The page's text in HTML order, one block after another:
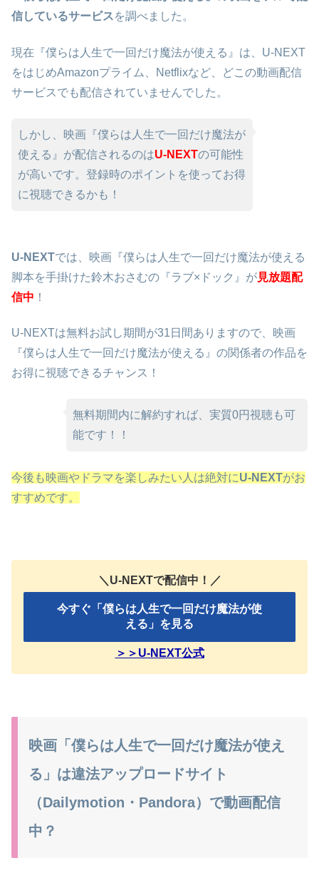
信しているサービスを調べました。
現在『僕らは人生で一回だけ魔法が使える』は、U-NEXT
をはじめAmazonプライム、Netflixなど、どこの動画配信
サービスでも配信されていませんでした。
しかし、映画『僕らは人生で一回だけ魔法が
使える』が配信されるのはU-NEXTの可能性
が高いです。登録時のポイントを使ってお得
に視聴できるかも！
U-NEXTでは、映画『僕らは人生で一回だけ魔法が使える
脚本を手掛けた鈴木おさむの『ラブ×ドック』が見放題配
信中 ！
U-NEXTは無料お試し期間が31日間ありますので、映画
『僕らは人生で一回だけ魔法が使える』の関係者の作品を
お得に視聴できるチャンス！
無料期間内に解約すれば、実質0円視聴も可
能です！！
今後も映画やドラマを楽しみたい人は絶対にU-NEXTがお
すすめです。
＼U-NEXTで配信中！／
今すぐ「僕らは人生で一回だけ魔法が使
える」を見る
＞＞U-NEXT公式
映画「僕らは人生で一回だけ魔法が使え
る」は違法アップロードサイト
（Dailymotion・Pandora）で動画配信
中？